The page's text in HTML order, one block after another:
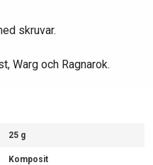
skruvar.
Warg och Ragnarok.
25 g
Komposit